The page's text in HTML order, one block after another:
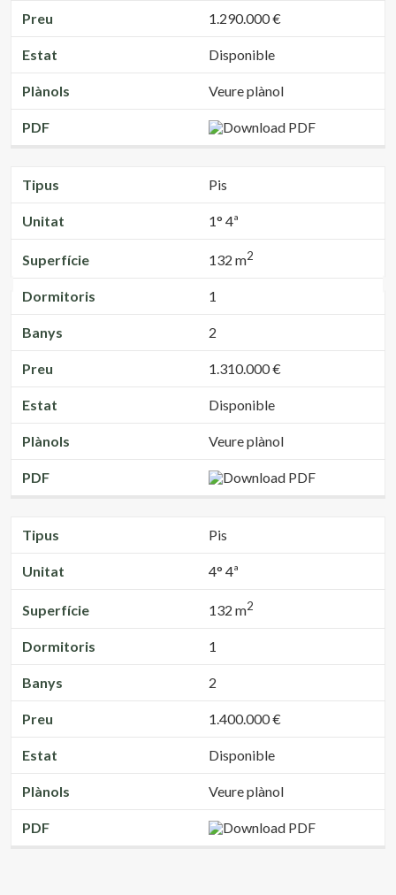
Preu 1.290.000 €
Estat Disponible
Plànols Veure plànol
PDF
Tipus Pis
Unitat 1° 4ª
Superfície 132 m2
Dormitoris 1
Banys 2
Preu 1.310.000 €
Estat Disponible
Plànols Veure plànol
PDF
Tipus Pis
Unitat 4° 4ª
Superfície 132 m2
Dormitoris 1
Banys 2
Preu 1.400.000 €
Estat Disponible
Plànols Veure plànol
PDF